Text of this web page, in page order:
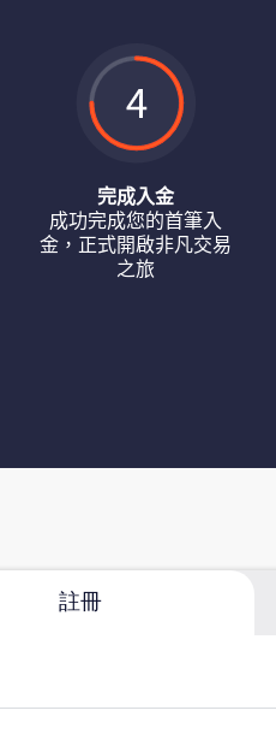
完成入金
成功完成您的首筆入
金，正式開啟非凡交易
之旅